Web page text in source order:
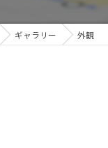
ギャラリー 外観